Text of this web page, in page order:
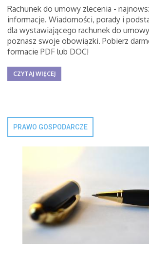
Rachunek do umowy zlecenia -
informacje. Wiadomości, porady i
dla wystawiającego rachunek do
poznasz swoje obowiązki. Pobierz
formacie PDF lub DOC!
CZYTAJ WIĘCEJ
PRAWO GOSPODARCZE